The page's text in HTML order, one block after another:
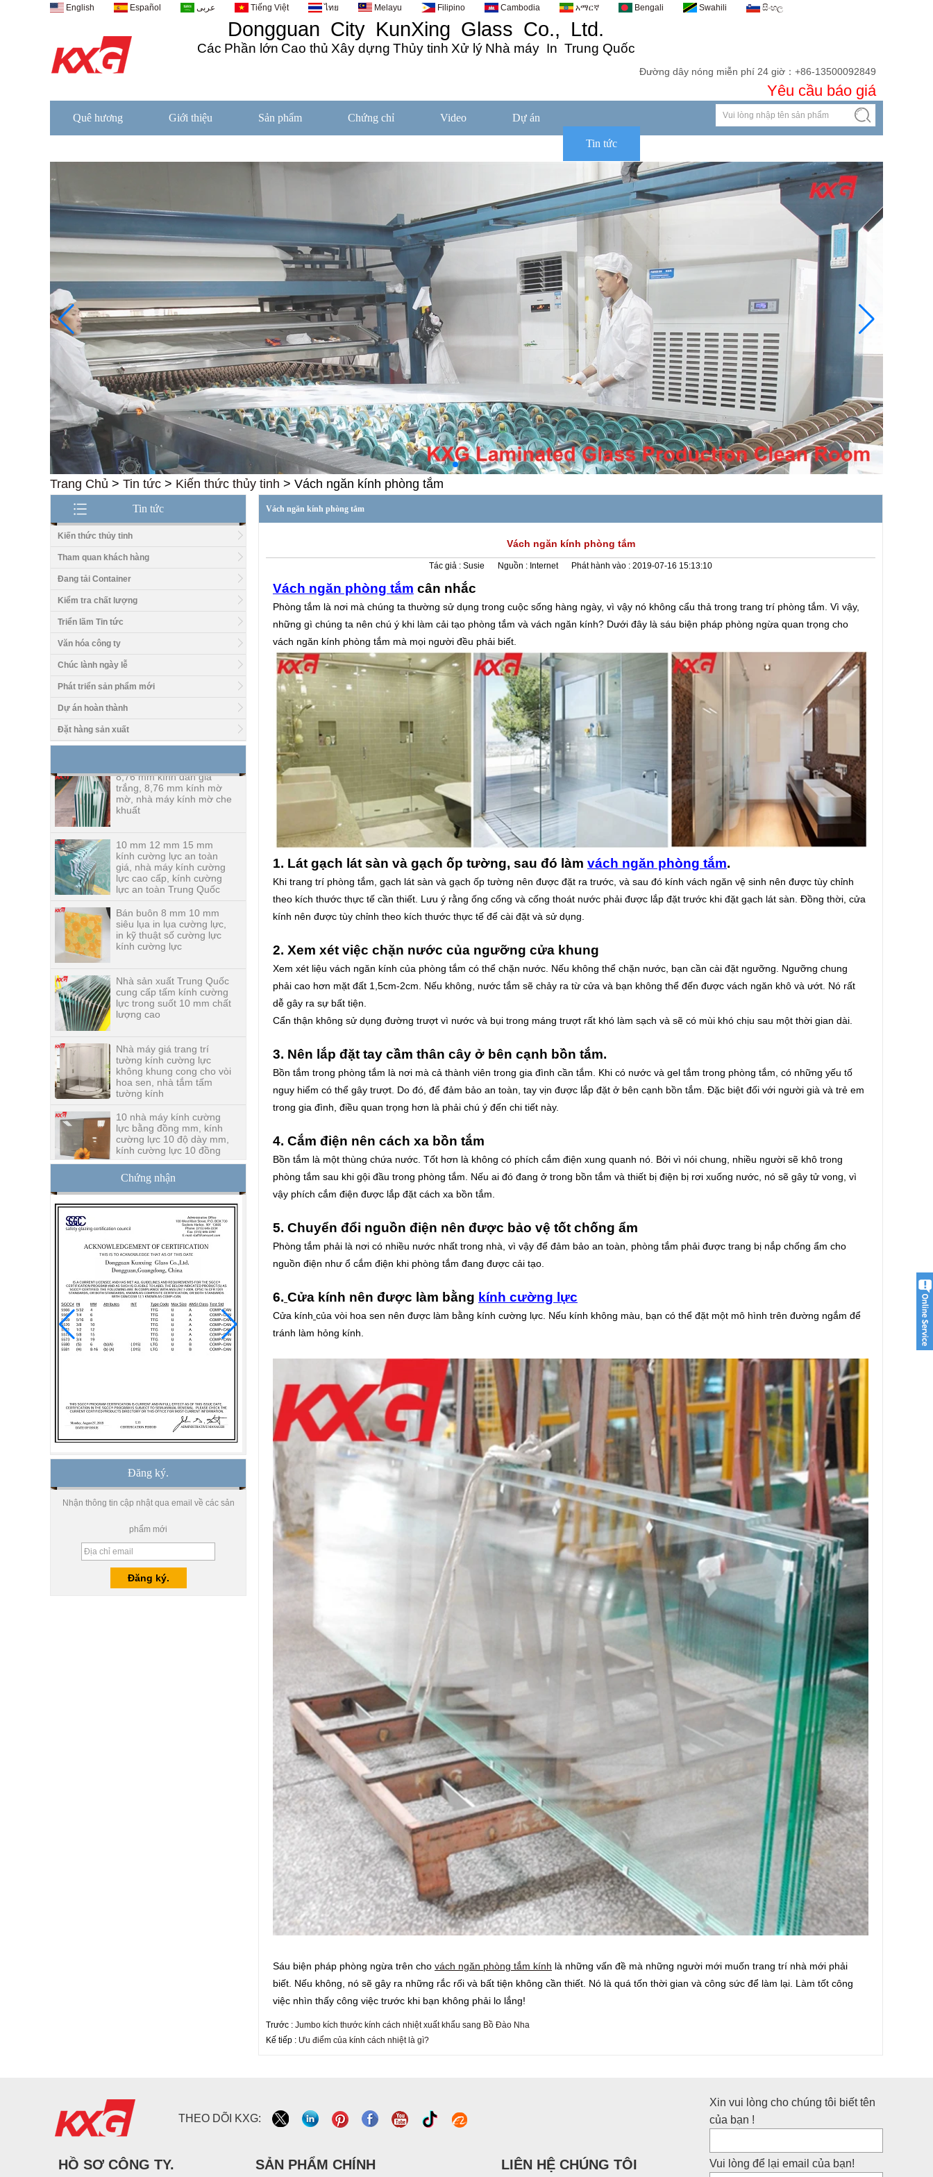
English Español عربى Tiếng Việt ไทย Melayu Filipino Cambodia አማርኛ Bengali Swahili සිංහල
Dongguan City KunXing Glass Co., Ltd.
Các Phần lớn Cao thủ Xây dựng Thủy tinh Xử lý Nhà máy In Trung Quốc
Đường dây nóng miễn phí 24 giờ：+86-13500092849
Yêu cầu báo giá
Quê hương Giới thiệu Sản phẩm Chứng chỉ Video Dự án
Tin tức
Trang Chủ > Tin tức > Kiến thức thủy tinh > Vách ngăn kính phòng tắm
Tin tức
Kiến thức thủy tinh
Tham quan khách hàng
Đang tải Container
Kiểm tra chất lượng
Triển lãm Tin tức
Văn hóa công ty
Chúc lành ngày lễ
Phát triển sản phẩm mới
Dự án hoàn thành
Đặt hàng sản xuất
Giá tốt 1/2 nhà máy sản
inch, 12 nhà chế tạo mặt
mm tại Trung Quốc
mờ, nhà máy kính mờ che
khuất
giá, nhà máy kính cường
lực cao cấp, kính cường
lực an toàn Trung Quốc
Bán buôn 8 mm 10 mm
in kỹ thuật số cường lực
kính cường lực
lực trong suốt 10 mm chất
lượng cao
không khung cong cho vòi
hoa sen, nhà tắm tấm
tường kính
10 nhà máy kính cường
cường lực 10 độ dày mm,
kính cường lực 10 đồng
mm
Trung Quốc an ninh nhà
máy sản xuất cửa kính
cường lực 10mm, cửa
kính cường lực nội thất
ngoại thất 10mm an toàn
Xây dựng nhà sản xuất
kính tường rèm giá bán
buôn kính cường lực gấp
đôi ba kính cách nhiệt
15mm an toàn rõ ràng
kính cường lực giá - kính
cường lực chất lượng tốt
sản xuất bởi nhà máy kính
xây dựng chuyên nghiệp
bàn bằng kính cường lực
mm tại Trung Quốc
8,76 mm kính dán giá
mờ, nhà máy kính mờ che
khuất
10 mm 12 mm 15 mm
giá, nhà máy kính cường
lực cao cấp, kính cường
lực an toàn Trung Quốc
Bán buôn 8 mm 10 mm
siêu lụa in lụa cường lực,
Chứng nhận
Đăng ký.
Nhận thông tin cập nhật qua email về các sản
phẩm mới
Vách ngăn kính phòng tắm
Vách ngăn kính phòng tắm
Tác giả : Susie Nguồn : Internet Phát hành vào : 2019-07-16 15:13:10
Vách ngăn phòng tắm cân nhắc
Phòng tắm là nơi mà chúng ta thường sử dụng trong cuộc sống hàng ngày, vì vậy nó không cẩu thả trong trang trí phòng tắm. Vì vậy,
những gì chúng ta nên chú ý khi làm cải tạo phòng tắm và vách ngăn kính? Dưới đây là sáu biện pháp phòng ngừa quan trọng cho
vách ngăn kính phòng tắm mà mọi người đều phải biết.
1. Lát gạch lát sàn và gạch ốp tường, sau đó làm vách ngăn phòng tắm.
Khi trang trí phòng tắm, gạch lát sàn và gạch ốp tường nên được đặt ra trước, và sau đó kính vách ngăn vệ sinh nên được tùy chỉnh
theo kích thước thực tế cần thiết. Lưu ý rằng ống cống và cống thoát nước phải được lắp đặt trước khi đặt gạch lát sàn. Đồng thời, cửa
kính nên được tùy chỉnh theo kích thước thực tế để cài đặt và sử dụng.
2. Xem xét việc chặn nước của ngưỡng cửa khung
Xem xét liệu vách ngăn kính của phòng tắm có thể chặn nước. Nếu không thể chặn nước, bạn cần cài đặt ngưỡng. Ngưỡng chung
phải cao hơn mặt đất 1,5cm-2cm. Nếu không, nước tắm sẽ chảy ra từ cửa và bạn không thể đến được vách ngăn khô và ướt. Nó rất
dễ gây ra sự bất tiện.
Cẩn thận không sử dụng đường trượt vì nước và bụi trong máng trượt rất khó làm sạch và sẽ có mùi khó chịu sau một thời gian dài.
3. Nên lắp đặt tay cầm thân cây ở bên cạnh bồn tắm.
Bồn tắm trong phòng tắm là nơi mà cả thành viên trong gia đình cần tắm. Khi có nước và gel tắm trong phòng tắm, có những yếu tố
nguy hiểm có thể gây trượt. Do đó, để đảm bảo an toàn, tay vịn được lắp đặt ở bên cạnh bồn tắm. Đặc biệt đối với người già và trẻ em
trong gia đình, điều quan trọng hơn là phải chú ý đến chi tiết này.
4. Cắm điện nên cách xa bồn tắm
Bồn tắm là một thùng chứa nước. Tốt hơn là không có phích cắm điện xung quanh nó. Bởi vì nói chung, nhiều người sẽ khô trong
phòng tắm sau khi gội đầu trong phòng tắm. Nếu ai đó đang ở trong bồn tắm và thiết bị điện bị rơi xuống nước, nó sẽ gây tử vong, vì
vậy phích cắm điện được lắp đặt cách xa bồn tắm.
5. Chuyển đổi nguồn điện nên được bảo vệ tốt chống ẩm
Phòng tắm phải là nơi có nhiều nước nhất trong nhà, vì vậy để đảm bảo an toàn, phòng tắm phải được trang bị nắp chống ẩm cho
nguồn điện như ổ cắm điện khi phòng tắm đang được cải tạo.
6. Cửa kính nên được làm bằng kính cường lực
Cửa kính của vòi hoa sen nên được làm bằng kính cường lực. Nếu kính không màu, bạn có thể đặt một mô hình trên đường ngắm để
tránh làm hỏng kính.
Sáu biện pháp phòng ngừa trên cho vách ngăn phòng tắm kính là những vấn đề mà những người mới muốn trang trí nhà mới phải
biết. Nếu không, nó sẽ gây ra những rắc rối và bất tiện không cần thiết. Nó là quá tốn thời gian và công sức để làm lại. Làm tốt công
việc nhìn thấy công việc trước khi bạn không phải lo lắng!
Trước : Jumbo kích thước kính cách nhiệt xuất khẩu sang Bồ Đào Nha
Kế tiếp : Ưu điểm của kính cách nhiệt là gì?
THEO DÕI KXG:
HỒ SƠ CÔNG TY. SẢN PHẨM CHÍNH LIÊN HỆ CHÚNG TÔI
Xin vui lòng cho chúng tôi biết tên
của bạn !
Vui lòng để lại email của bạn!